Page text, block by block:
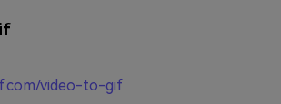
video-to-gif